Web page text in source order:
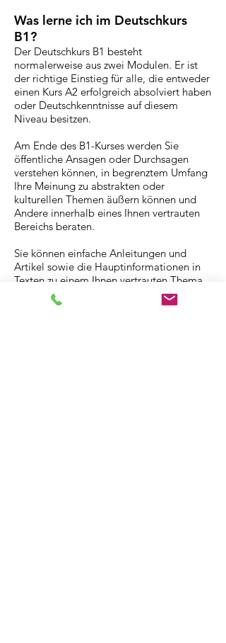
Was lerne ich im Deutschkurs
B1?
Der Deutschkurs B1 besteht
normalerweise aus zwei Modulen. Er ist
der richtige Einstieg für alle, die entweder
einen Kurs A2 erfolgreich absolviert haben
oder Deutschkenntnisse auf diesem
Niveau besitzen.
Am Ende des B1-Kurses werden Sie
öffentliche Ansagen oder Durchsagen
verstehen können, in begrenztem Umfang
Ihre Meinung zu abstrakten oder
kulturellen Themen äußern können und
Andere innerhalb eines Ihnen vertrauten
Bereichs beraten.
Sie können einfache Anleitungen und
Artikel sowie die Hauptinformationen in
Texten zu einem Ihnen vertrauten Thema
verstehen.